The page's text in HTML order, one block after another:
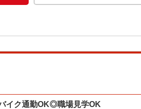
イク通勤OK◎職場見学OK